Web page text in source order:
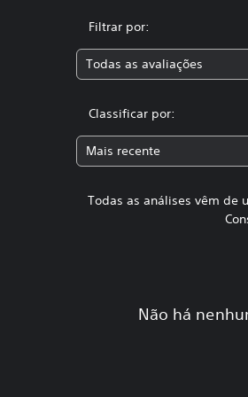
Filtrar por:
Todas as avaliações
Classificar por:
Mais recente
Todas as análises vêm de
Não há